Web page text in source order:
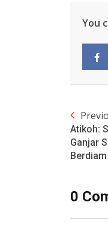
You
Atikoh:
Ganjar
0